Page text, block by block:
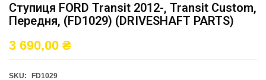
Ступиця FORD Transit 2012-, Transit Custom,
Передня, (FD1029) (DRIVESHAFT PARTS)
3 690,00 ₴
SKU: FD1029